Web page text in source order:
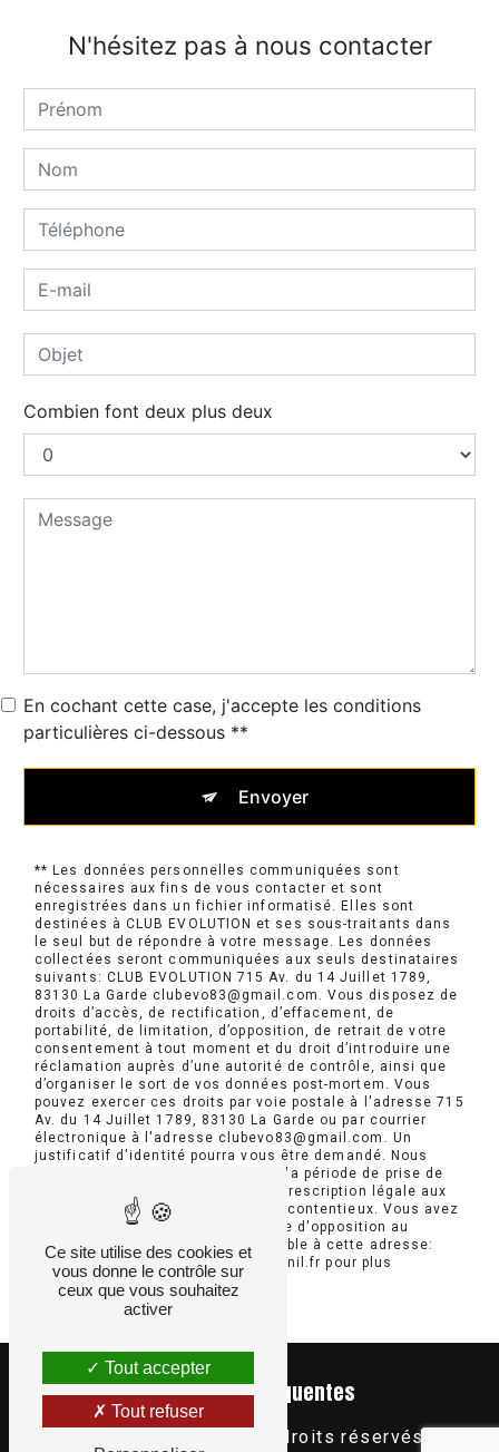
N'hésitez pas à nous contacter
Combien font deux plus deux
En cochant cette case, j'accepte les conditions
particulières ci-dessous **
Envoyer
** Les données personnelles communiquées sont
nécessaires aux fins de vous contacter et sont
enregistrées dans un fichier informatisé. Elles sont
destinées à CLUB EVOLUTION et ses sous-traitants dans
le seul but de répondre à votre message. Les données
collectées seront communiquées aux seuls destinataires
suivants: CLUB EVOLUTION 715 Av. du 14 Juillet 1789,
83130 La Garde clubevo83@gmail.com. Vous disposez de
droits d’accès, de rectification, d’effacement, de
portabilité, de limitation, d’opposition, de retrait de votre
consentement à tout moment et du droit d’introduire une
réclamation auprès d’une autorité de contrôle, ainsi que
d’organiser le sort de vos données post-mortem. Vous
pouvez exercer ces droits par voie postale à l'adresse 715
Av. du 14 Juillet 1789, 83130 La Garde ou par courrier
électronique à l'adresse clubevo83@gmail.com. Un
justificatif d'identité pourra vous être demandé. Nous
conservons vos données pendant la période de prise de
contact puis pendant la durée de prescription légale aux
fins probatoires et de gestion des contentieux. Vous avez
le droit de vous inscrire sur la liste d'opposition au
démarchage téléphonique, disponible à cette adresse:
Bloctel.gouv.fr. Consultez le site cnil.fr pour plus
d’informations sur vos droits.
Recherches fréquentes
- 2026 - Tous droits réservés -
Ce site utilise des cookies et
vous donne le contrôle sur
ceux que vous souhaitez
activer
Tout accepter
Tout refuser